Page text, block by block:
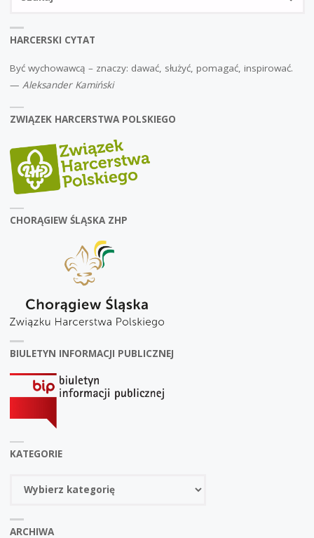
HARCERSKI CYTAT
Być wychowawcą – znaczy: dawać, służyć, pomagać, inspirować.
— Aleksander Kamiński
ZWIĄZEK HARCERSTWA POLSKIEGO
CHORĄGIEW ŚLĄSKA ZHP
BIULETYN INFORMACJI PUBLICZNEJ
KATEGORIE
ARCHIWA